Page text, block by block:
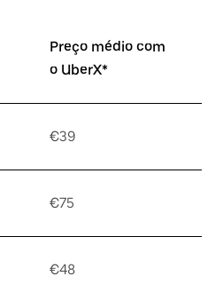
Preço médio com
o UberX*
€39
€75
€48